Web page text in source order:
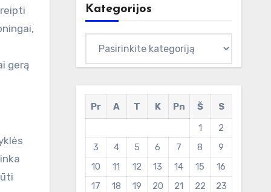
gerą
Kategorijos
Pr A T K Pn Š
S
1
2
3
4 5 6 7 8
9
10
11 12 13 14 15
16
17
18 19 20 21 22
23